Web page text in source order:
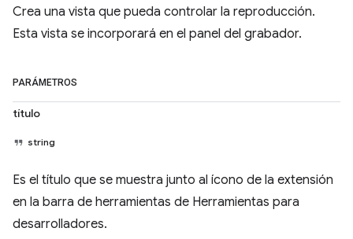
Crea una vista que pueda controlar la reproducción.
Esta vista se incorporará en el panel del grabador.
PARÁMETROS
título
string
Es el título que se muestra junto al ícono de la extensión
en la barra de herramientas de Herramientas para
desarrolladores.